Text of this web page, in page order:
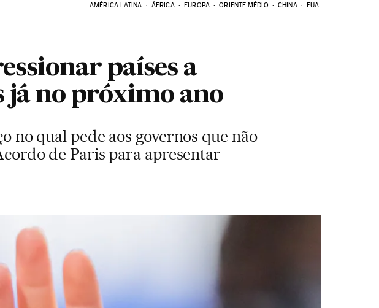
AMÉRICA LATINA ÁFRICA EUROPA ORIENTE MÉDIO CHINA EUA
países a
já no próximo ano
no qual pede aos governos que não
de Paris para apresentar